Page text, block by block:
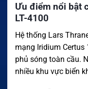
Ưu điểm nổi bật
LT-4100
Hệ thống Lars
mạng Iridium
phủ sóng toàn cầu.
nhiều khu vực biển